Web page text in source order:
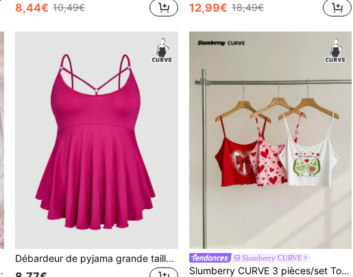
8,44€ 10,49€ 12,99€ 18,49€
Débardeur de pyjama grande taille, style casual d'été, décolleté dégagé, effet ajouré, ourlet asymétrique Slumberry CURVE
Slumberry CURVE 3 pièces/set Top de pyjama femme grande taille avec imprimé mignon d'avocat en forme de cœur et nœud